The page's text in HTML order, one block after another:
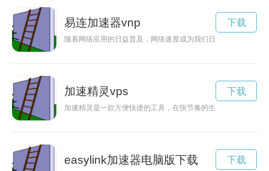
易连加速器vnp
随着网络应用的日益普及，网络速度成为我们日常生活中不可
下载
加速精灵vps
加速精灵是一款方便快捷的工具，在快节奏的生活中，它能帮
下载
easylink加速器电脑版下载 下载